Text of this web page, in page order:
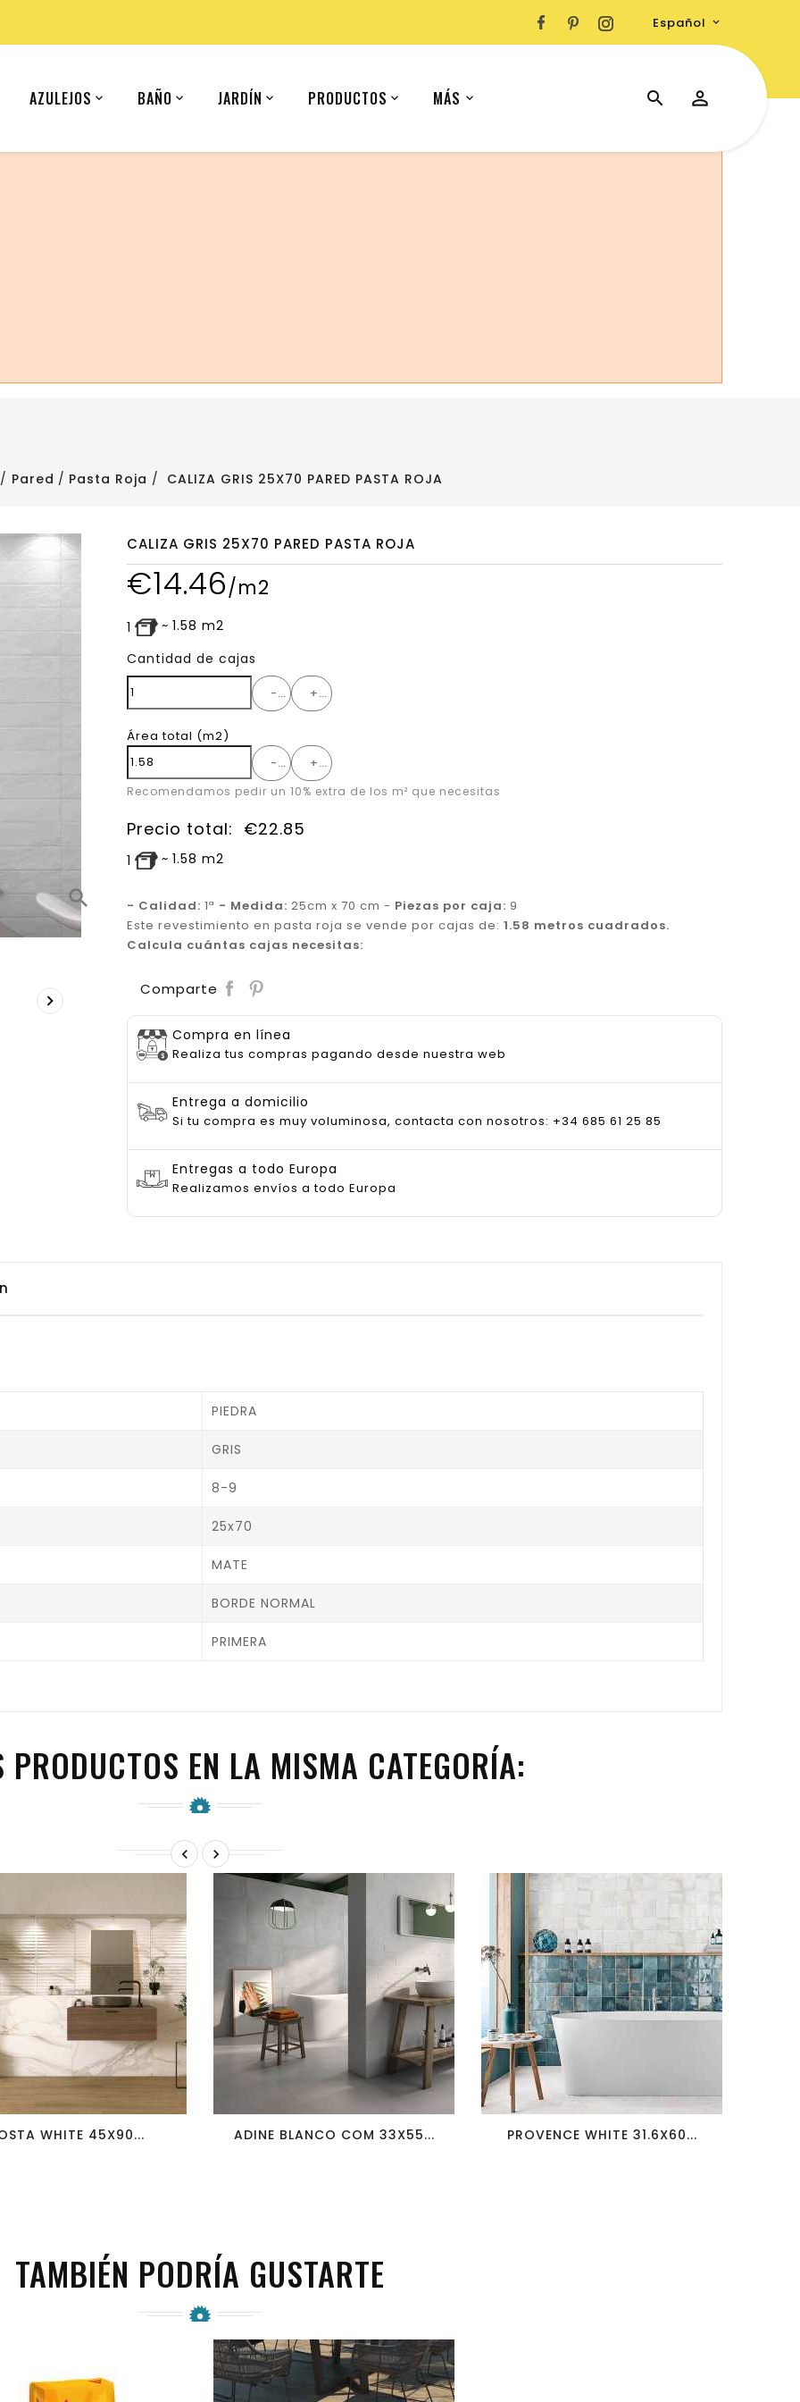
Español 
AZULEJOS BAÑO JARDÍN PRODUCTOS MÁS
(Iran).
Pared Pasta Roja CALIZA GRIS 25X70 PARED PASTA ROJA
search

CALIZA GRIS 25X70 PARED PASTA ROJA
€14.46/m2
1 ~ 1.58 m2
Cantidad de cajas
- +
Área total (m2)
-
+
Recomendamos pedir un 10% extra de los m² que necesitas
Precio total: €22.85
1 ~ 1.58 m2
- Calidad: 1ª - Medida: 25cm x 70 cm - Piezas por caja: 9
Este revestimiento en pasta roja se vende por cajas de: 1.58 metros cuadrados.
Calcula cuántas cajas necesitas:
Comparte
Compra en línea
Realiza tus compras pagando desde nuestra web
Entrega a domicilio
Si tu compra es muy voluminosa, contacta con nosotros: +34 685 61 25 85
Entregas a todo Europa
Realizamos envíos a todo Europa
PIEDRA
GRIS
8-9
25x70
MATE
BORDE NORMAL
PRIMERA
EN LA MISMA CATEGORÍA:
 
favorite_border visibility
WHITE 45X90...
visibility
ADINE BLANCO COM 33X55... PROVENCE WHITE 31.6X60...
TAMBIÉN PODRÍA GUSTARTE